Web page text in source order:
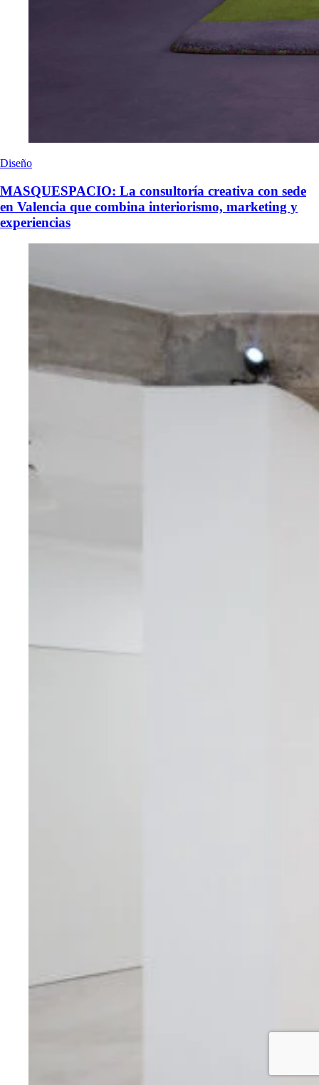
Diseño
MASQUESPACIO: La consultoría creativa con sede
en Valencia que combina interiorismo, marketing y
experiencias